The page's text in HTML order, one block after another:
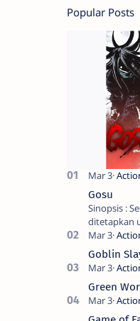
Popular Posts
Gosu
Sinopsis : Seorang pemuda yang
ditetapkan
masternya,
kuat sekali
buahn…
Goblin
Green